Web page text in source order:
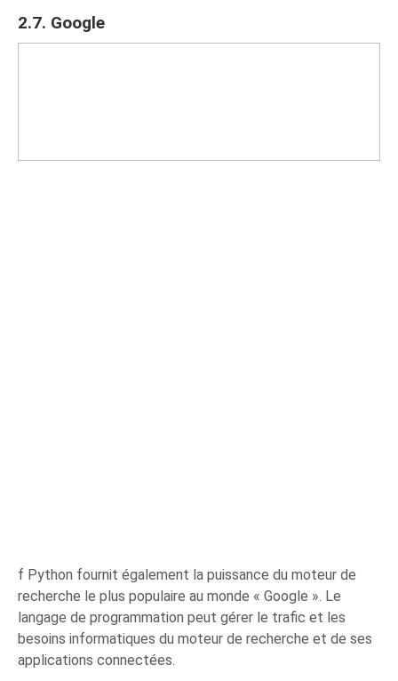
2.7. Google
f Python fournit également la puissance du moteur de
recherche le plus populaire au monde « Google ». Le
langage de programmation peut gérer le trafic et les
besoins informatiques du moteur de recherche et de ses
applications connectées.